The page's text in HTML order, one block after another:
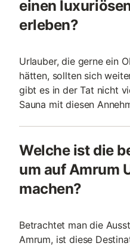
einen
erleben?
Urlauber, die gerne ein
hätten, sollten sich
gibt es in der Tat nicht
Sauna mit diesen
Welche ist die
um auf Amrum
machen?
Betrachtet man die
Amrum, ist diese